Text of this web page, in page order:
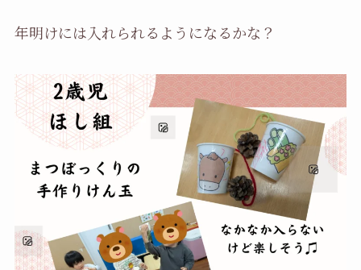
年明けには入れられるようになるかな？